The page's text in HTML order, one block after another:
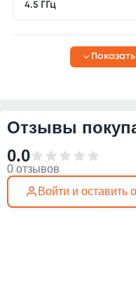
4.5 ГГц
Отзывы
0.0
0 отзывов
Войти и оставить